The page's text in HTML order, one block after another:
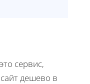
сервис,
дешево в